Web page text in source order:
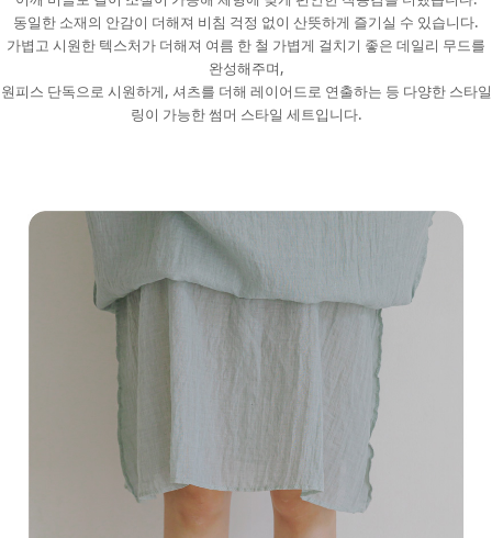
동일한 소재의 안감이 더해져 비침 걱정 없이 산뜻하게 즐기실 수 있습니다.
가볍고 시원한 텍스처가 더해져 여름 한 철 가볍게 걸치기 좋은 데일리 무드를
완성해주며,
원피스 단독으로 시원하게, 셔츠를 더해 레이어드로 연출하는 등 다양한 스타일
링이 가능한 썸머 스타일 세트입니다.